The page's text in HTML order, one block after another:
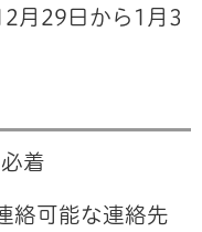
月29日から1月3
着
絡可能な連絡先